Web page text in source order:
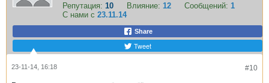
Репутация: 10 Влияние: 12 Сообщений: 1
С нами с 23.11.14
Share
Tweet
#10
23-11-14, 16:18